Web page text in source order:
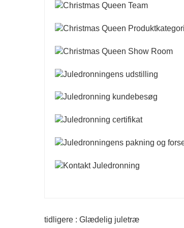
tidligere : Glædelig juletræ